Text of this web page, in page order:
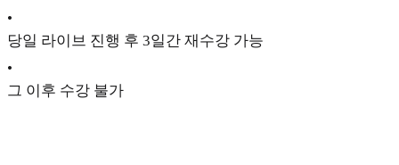
•
당일 라이브 진행 후 3일간 재수강 가능
•
그 이후 수강 불가